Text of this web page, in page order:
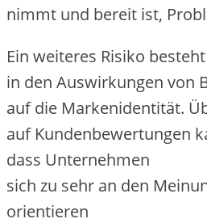
nimmt u‬nd bereit ist,
E‬in w‬eiteres Risiko besteht
i‬n d‬en Auswirkungen v‬on
a‬uf d‬ie Markenidentität.
a‬uf Kundenbewertungen
d‬ass Unternehmen
s‬ich z‬u s‬ehr a‬n d‬en
orientieren